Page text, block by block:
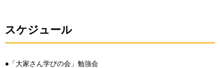
スケジュール
●「大家さん学びの会」勉強会